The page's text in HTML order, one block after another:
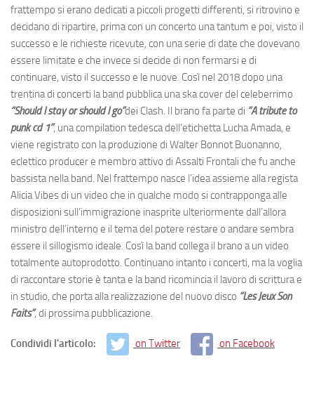
frattempo si erano dedicati a piccoli progetti differenti, si ritrovino e
decidano di ripartire, prima con un concerto una tantum e poi, visto il
successo e le richieste ricevute, con una serie di date che dovevano
essere limitate e che invece si decide di non fermarsi e di
continuare, visto il successo e le nuove. Così nel 2018 dopo una
trentina di concerti la band pubblica una ska cover del celeberrimo
“Should I stay or should I go”dei Clash. Il brano fa parte di “A tribute to
punk cd 1”, una compilation tedesca dell’etichetta Lucha Amada, e
viene registrato con la produzione di Walter Bonnot Buonanno,
eclettico producer e membro attivo di Assalti Frontali che fu anche
bassista nella band. Nel frattempo nasce l’idea assieme alla regista
Alicia Vibes di un video che in qualche modo si contrapponga alle
disposizioni sull’immigrazione inasprite ulteriormente dall’allora
ministro dell’interno e il tema del potere restare o andare sembra
essere il sillogismo ideale. Così la band collega il brano a un video
totalmente autoprodotto. Continuano intanto i concerti, ma la voglia
di raccontare storie è tanta e la band ricomincia il lavoro di scrittura e
in studio, che porta alla realizzazione del nuovo disco “Les Jeux Son
Faits”, di prossima pubblicazione.
Condividi l'articolo: on Twitter on Facebook